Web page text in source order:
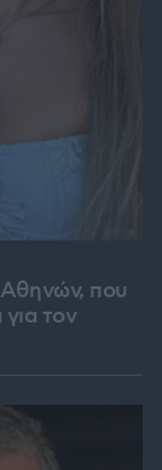
Αθηνών, που
τον